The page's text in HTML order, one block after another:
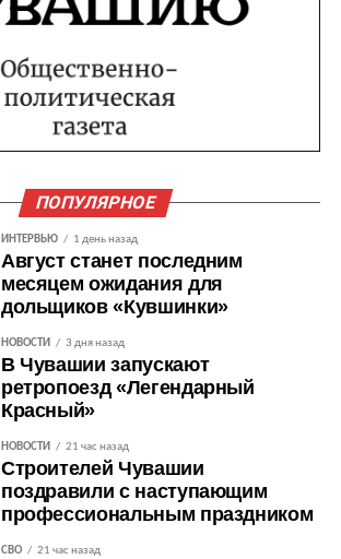
ПОПУЛЯРНОЕ
ИНТЕРВЬЮ 1 день назад
Август станет последним
месяцем ожидания для
дольщиков «Кувшинки»
НОВОСТИ 3 дня назад
В Чувашии запускают
ретропоезд «Легендарный
Красный»
НОВОСТИ 21 час назад
Строителей Чувашии
поздравили с наступающим
профессиональным праздником
СВО 21 час назад